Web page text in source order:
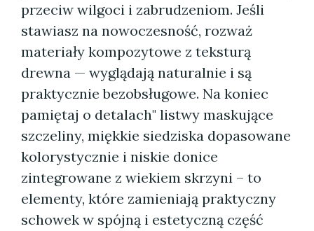
przeciw wilgoci i zabrudzeniom. Jeśli
stawiasz na nowoczesność, rozważ
materiały kompozytowe z teksturą
drewna — wyglądają naturalnie i są
praktycznie bezobsługowe. Na koniec
pamiętaj o detalach" listwy maskujące
szczeliny, miękkie siedziska dopasowane
kolorystycznie i niskie donice
zintegrowane z wiekiem skrzyni – to
elementy, które zamieniają praktyczny
schowek w spójną i estetyczną część